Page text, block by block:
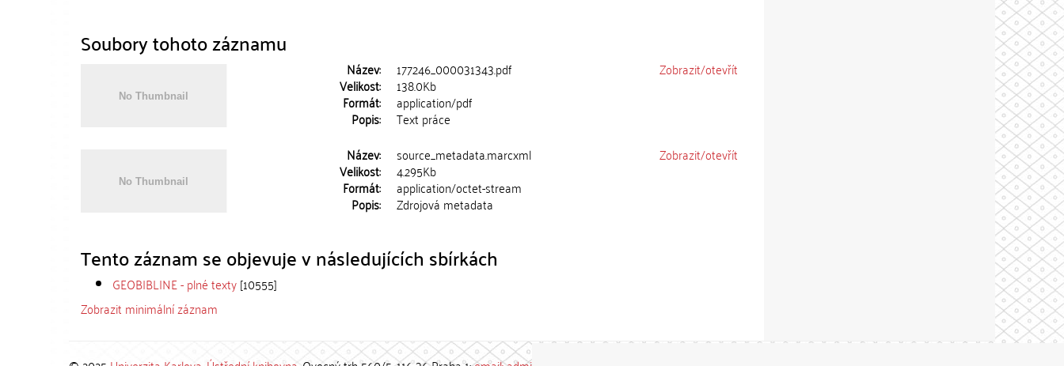
Soubory tohoto záznamu
Název: 177246_000031343.pdf
Velikost: 138.0Kb
Formát: application/pdf
Popis: Text práce
Zobrazit/otevřít
Název: source_metadata.marcxml
Velikost: 4.295Kb
Formát: application/octet-stream
Popis: Zdrojová metadata
Zobrazit/otevřít
Tento záznam se objevuje v následujících sbírkách
GEOBIBLINE - plné texty[10555]
Zobrazit minimální záznam